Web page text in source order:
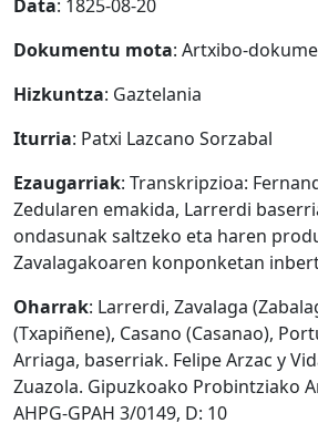
Data: 1825-08-20
Dokumentu mota: Artxibo-
Hizkuntza: Gaztelania
Iturria: Patxi Lazcano Sorzabal
Ezaugarriak: Transkripzioa:
Zedularen emakida, Larrerdi
ondasunak saltzeko eta haren
Zavalagakoaren konponketan
Oharrak: Larrerdi, Zavalaga
(Txapiñene), Casano (Casanao),
Arriaga, baserriak. Felipe Arzac y
Zuazola. Gipuzkoako Probintziako
AHPG-GPAH 3/0149, D: 10